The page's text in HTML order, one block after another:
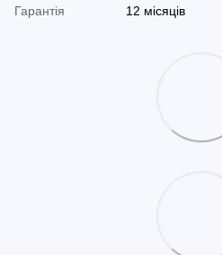
Гарантія
12 місяців